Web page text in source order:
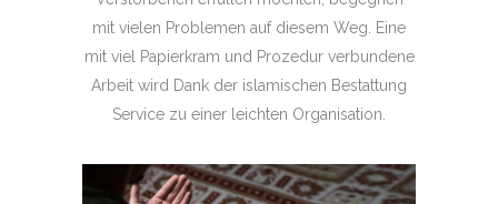
mit vielen Problemen auf diesem Weg. Eine
mit viel Papierkram und Prozedur verbundene
Arbeit wird Dank der islamischen Bestattung
Service zu einer leichten Organisation.